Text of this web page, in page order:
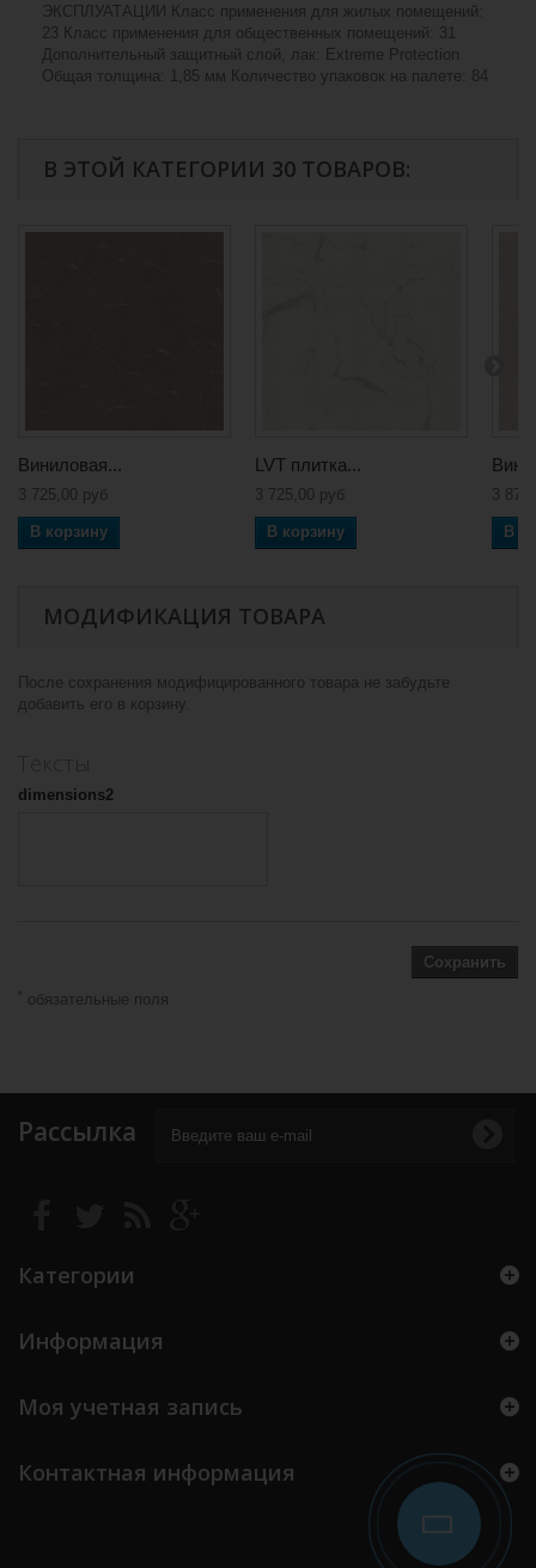
ЭКСПЛУАТАЦИИ Класс применения для жилых помещений:
23 Класс применения для общественных помещений: 31
Дополнительный защитный слой, лак: Extreme Protection
Общая толщина: 1,85 мм Количество упаковок на палете: 84
В ЭТОЙ КАТЕГОРИИ 30 ТОВАРОВ:
Виниловая...
3 725,00 руб
В корзину
LVT плитка...
3 725,00 руб
В корзину
3
В
МОДИФИКАЦИЯ ТОВАРА
После сохранения модифицированного товара не забудьте
добавить его в корзину.
dimensions2
Сохранить
обязательные поля
Рассылка
Категории
Информация
Моя учетная запись
Контактная информация